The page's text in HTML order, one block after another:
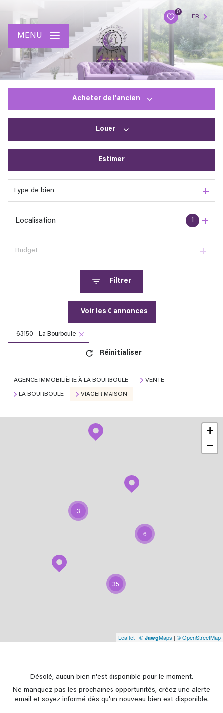
0
FR
MENU
Acheter de l'ancien
Louer
Estimer
Type de bien
1
Localisation
Budget
Filtrer
Voir les 0 annonces
63150 - La Bourboule
Réinitialiser
AGENCE IMMOBILIÈRE À LA BOURBOULE VENTE
LA BOURBOULE VIAGER MAISON
3
6
35
+
−
Leaflet | © JawgMaps | © OpenStreetMap
Désolé, aucun bien n'est disponible pour le moment.
Ne manquez pas les prochaines opportunités, créez une alerte
email et soyez informé dès qu'un nouveau bien est disponible.